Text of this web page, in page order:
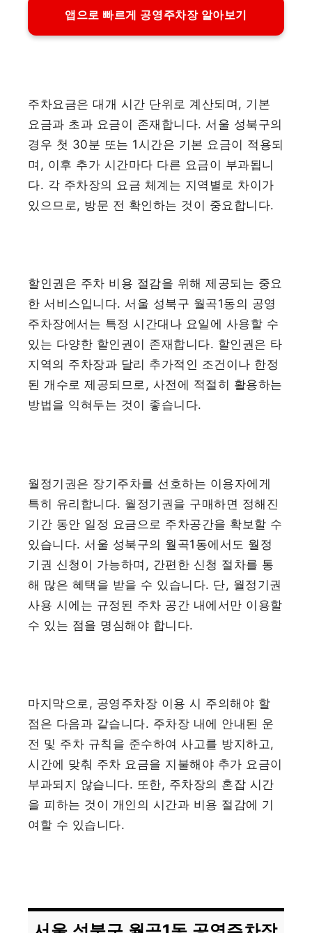
앱으로 빠르게 공영주차장 알아보기
주차요금은 대개 시간 단위로 계산되며, 기본
요금과 초과 요금이 존재합니다. 서울 성북구의
경우 첫 30분 또는 1시간은 기본 요금이 적용되
며, 이후 추가 시간마다 다른 요금이 부과됩니
다. 각 주차장의 요금 체계는 지역별로 차이가
있으므로, 방문 전 확인하는 것이 중요합니다.
할인권은 주차 비용 절감을 위해 제공되는 중요
한 서비스입니다. 서울 성북구 월곡1동의 공영
주차장에서는 특정 시간대나 요일에 사용할 수
있는 다양한 할인권이 존재합니다. 할인권은 타
지역의 주차장과 달리 추가적인 조건이나 한정
된 개수로 제공되므로, 사전에 적절히 활용하는
방법을 익혀두는 것이 좋습니다.
월정기권은 장기주차를 선호하는 이용자에게
특히 유리합니다. 월정기권을 구매하면 정해진
기간 동안 일정 요금으로 주차공간을 확보할 수
있습니다. 서울 성북구의 월곡1동에서도 월정
기권 신청이 가능하며, 간편한 신청 절차를 통
해 많은 혜택을 받을 수 있습니다. 단, 월정기권
사용 시에는 규정된 주차 공간 내에서만 이용할
수 있는 점을 명심해야 합니다.
마지막으로, 공영주차장 이용 시 주의해야 할
점은 다음과 같습니다. 주차장 내에 안내된 운
전 및 주차 규칙을 준수하여 사고를 방지하고,
시간에 맞춰 주차 요금을 지불해야 추가 요금이
부과되지 않습니다. 또한, 주차장의 혼잡 시간
을 피하는 것이 개인의 시간과 비용 절감에 기
여할 수 있습니다.